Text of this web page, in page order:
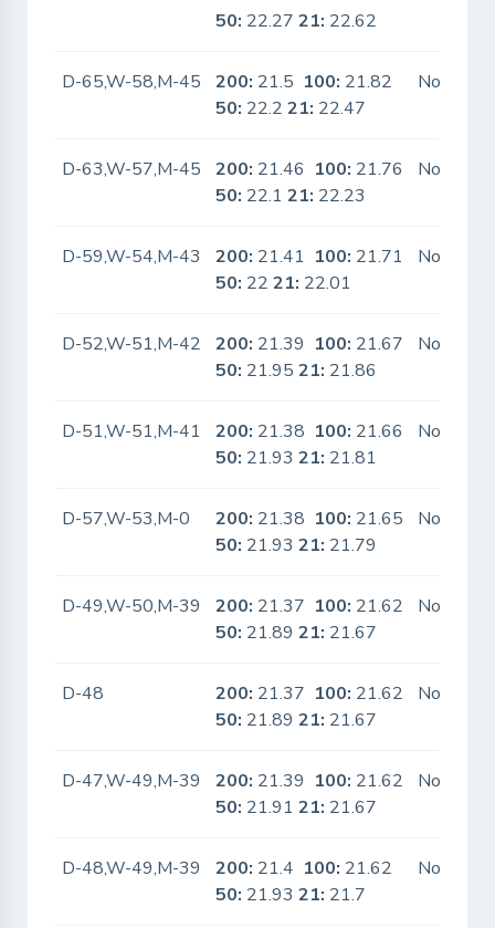
50: 22.2721: 22.62
D-65,W-58,M-45 200: 21.5 100: 21.82
50: 22.221: 22.47
No
D-63,W-57,M-45 200: 21.46 100: 21.76
50: 22.121: 22.23
No
D-59,W-54,M-43 200: 21.41 100: 21.71
50: 2221: 22.01
No
D-52,W-51,M-42 200: 21.39 100: 21.67
50: 21.9521: 21.86
No
D-51,W-51,M-41 200: 21.38 100: 21.66
50: 21.9321: 21.81
No
D-57,W-53,M-0 200: 21.38 100: 21.65
50: 21.9321: 21.79
No
D-49,W-50,M-39 200: 21.37 100: 21.62
50: 21.8921: 21.67
No
D-48 200: 21.37 100: 21.62
50: 21.8921: 21.67
No
D-47,W-49,M-39 200: 21.39 100: 21.62
50: 21.9121: 21.67
No
D-48,W-49,M-39 200: 21.4 100: 21.62
50: 21.9321: 21.7
No